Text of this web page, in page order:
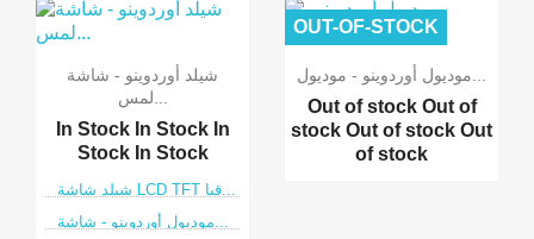
شيلد أوردوينو - شاشة
لمس...
In Stock In Stock In
Stock In Stock
شيلد شاشة LCD TFT قيا...
موديول أوردوينو - شاشة...
موديول أوردوينو - موديول...
Out of stock Out of
stock Out of stock Out
of stock
OUT-OF-STOCK